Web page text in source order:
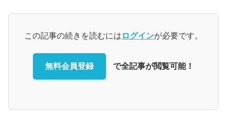
この記事の続きを読むには ログインが必要です。
無料会員登録 で全記事が閲覧可能！